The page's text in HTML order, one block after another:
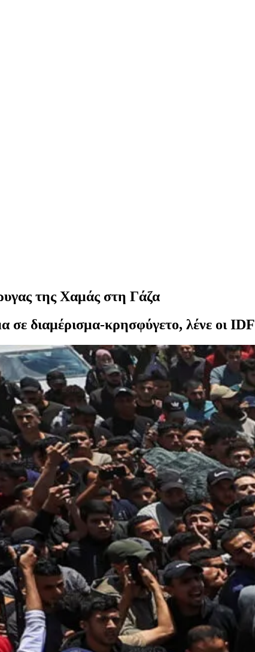
της Χαμάς στη Γάζα
διαμέρισμα-κρησφύγετο, λένε οι IDF